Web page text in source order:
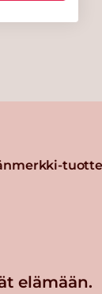
elämään.